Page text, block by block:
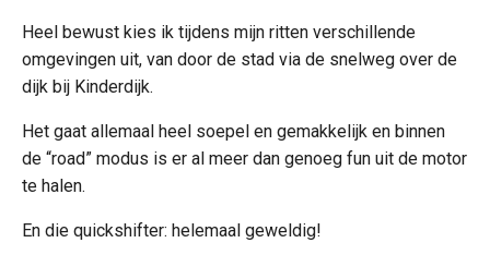
Heel bewust kies ik tijdens mijn ritten verschillende
omgevingen uit, van door de stad via de snelweg over de
dijk bij Kinderdijk.
Het gaat allemaal heel soepel en gemakkelijk en binnen
de “road” modus is er al meer dan genoeg fun uit de motor
te halen.
En die quickshifter: helemaal geweldig!